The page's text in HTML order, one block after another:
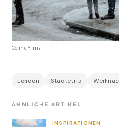
Celine Ylmz
London Städtetrip
ÄHNLICHE ARTIKEL
INSPIRATIONEN